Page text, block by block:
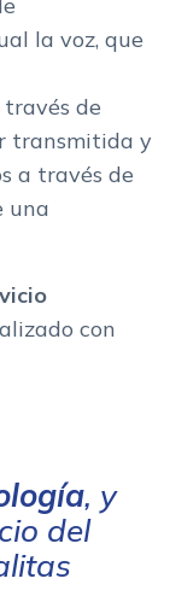
la voz, que
través de
transmitida y
a través de
una
con
, y
del